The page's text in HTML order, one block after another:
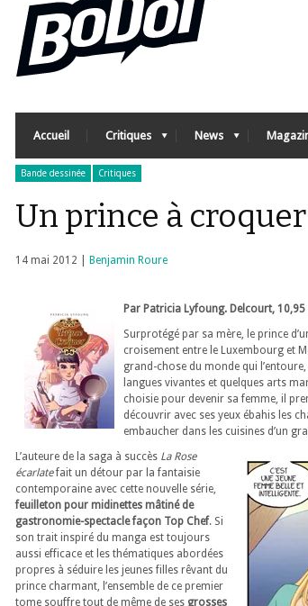
Accueil Critiques News
Bande dessinée Critiques
Un prince à
14 mai 2012 | Benjamin Roure
Par Patricia Lyfoung. Delcourt,
Surprotégé par sa mère, le prince
croisement entre le Luxembourg et
grand-chose du monde qui
langues vivantes et quelques arts
choisie pour devenir sa femme, il
découvrir avec ses yeux ébahis les
embaucher dans les cuisines d’un
L’auteure de la saga à succès La Rose
écarlatefait un détour par la fantaisie
contemporaine avec cette nouvelle série,
feuilleton pour midinettes mâtiné de
gastronomie-spectacle façon Top Chef. Si
son trait inspiré du manga est toujours
aussi efficace et les thématiques abordées
propres à séduire les jeunes filles rêvant du
prince charmant, l’ensemble de ce premier
tome souffre tout de même de ses grosses